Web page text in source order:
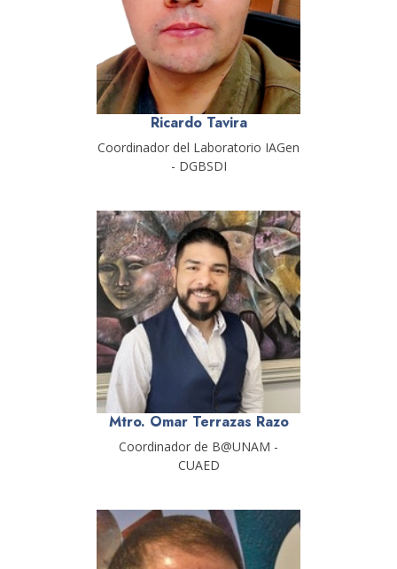
Ricardo Tavira
Coordinador del Laboratorio IAGen
- DGBSDI
Mtro. Omar Terrazas Razo
Coordinador de B@UNAM -
CUAED